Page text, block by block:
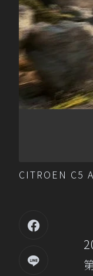
CITROEN C5